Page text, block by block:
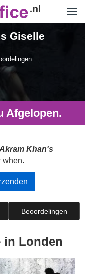
Giselle
Afgelopen.
Khan's
when.
Beoordelingen
in Londen